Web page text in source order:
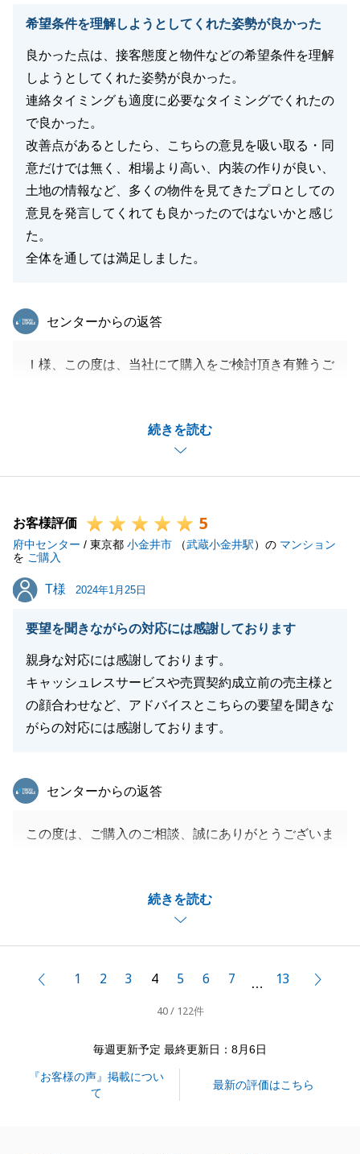
希望条件を理解しようとしてくれた姿勢が良かった
良かった点は、接客態度と物件などの希望条件を理解
しようとしてくれた姿勢が良かった。
連絡タイミングも適度に必要なタイミングでくれたの
で良かった。
改善点があるとしたら、こちらの意見を吸い取る・同
意だけでは無く、相場より高い、内装の作りが良い、
土地の情報など、多くの物件を見てきたプロとしての
意見を発言してくれても良かったのではないかと感じ
た。
全体を通しては満足しました。
続きを読む
東急リバブル
センターからの返答
Ｉ様、この度は、当社にて購入をご検討頂き有難うご
見させて頂きながら、色々なお話ができたこと、今で
嬉しいお言葉の反面、ご指導いただいた点は改善に向
新しい環境で、よりＩ様がご活躍されること、心より
祈っております。
お客様評価 5
府中センター / 東京都 小金井市 （武蔵小金井駅）の マンション
を ご購入
T様
T様 2024年1月25日
要望を聞きながらの対応には感謝しております
親身な対応には感謝しております。
キャッシュレスサービスや売買契約成立前の売主様と
の顔合わせなど、アドバイスとこちらの要望を聞きな
がらの対応には感謝しております。
続きを読む
東急リバブル
センターからの返答
この度は、ご購入のご相談、誠にありがとうございま
添えるよう全力で対応させていただきました。
これかも、何かありましたらいつでもご相談くださ
い。
前へ1 2 3 4 5 6 7 … 13
40 / 122件
毎週更新予定 最終更新日：8月6日
『お客様の声』掲載につい
て
最新の評価はこちら